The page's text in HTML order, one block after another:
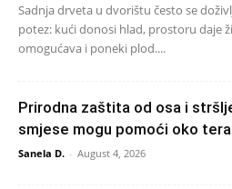
Sadnja drveta u dvorištu često se
potez: kući donosi hlad, prostoru daje
omogućava i poneki plod....
Prirodna zaštita od osa i
smjese mogu pomoći oko
Sanela D. - August 4, 2026